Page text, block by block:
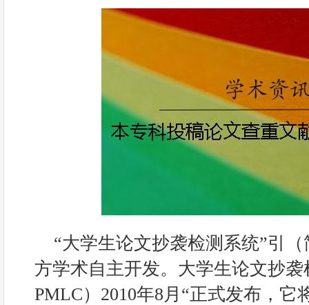
“大学生论文抄袭检测系统”引
方学术自主开发。大学生论文抄
PMLC）2010年8月“正式发布，它